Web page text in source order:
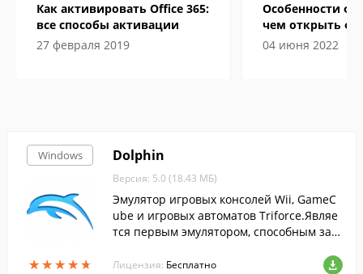
Как активировать Office 365:
все способы активации
27 февраля 2019
Особенности
чем открыть
электронной
04 июня 2022
Windows
★★★★★
★★★★★
Dolphin
Версия: 5.0 (18.43 МБ)
Эмулятор игровых консолей Wii, GameC
ube и игровых автоматов Triforce.Являе
тся первым эмулятором, способным зап
е для платформ GameCube и Wii....
Лицензия: Бесплатно